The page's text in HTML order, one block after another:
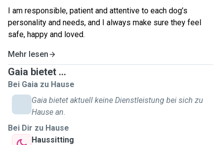
I am responsible, patient and attentive to each dog’s
personality and needs, and I always make sure they feel
safe, happy and loved.
Mehr lesen
Gaia bietet ...
Bei Gaia zu Hause
Gaia bietet aktuell keine Dienstleistung bei sich zu
Hause an.
Bei Dir zu Hause
Haussitting